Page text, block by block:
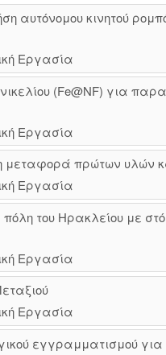
αυτόνομου κινητού
Εργασία
(Fe@NF) για
Εργασία
πρώτων υλών
Εργασία
του Ηρακλείου με
Εργασία
Εργασία
εγγραμματισμού